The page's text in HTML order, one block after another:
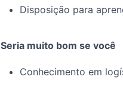
Disposição para
Seria muito bom se você
Conhecimento em